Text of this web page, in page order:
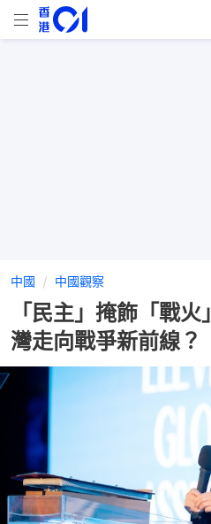
中國 中國觀察
「民主」掩飾「戰
灣走向戰爭新前線？